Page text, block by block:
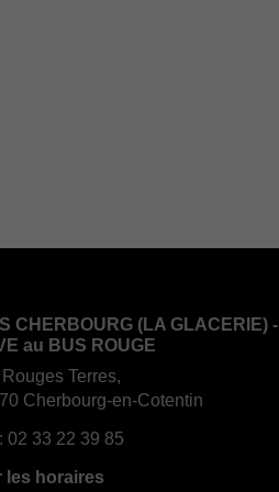
CHERBOURG (LA GLACERIE) -
au BUS ROUGE
Terres,
Cherbourg-en-Cotentin
02 33 22 39 85
les horaires